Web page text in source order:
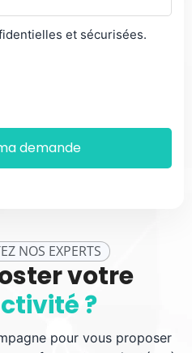
NOS EXPERTS
votre
?
pour vous proposer
et sécurisées.